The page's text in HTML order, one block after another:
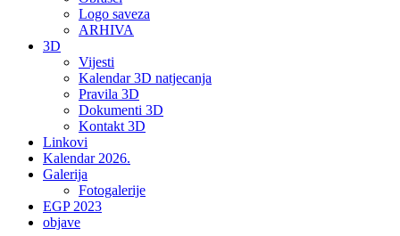
Logo saveza
ARHIVA
3D
Vijesti
Kalendar 3D natjecanja
Pravila 3D
Dokumenti 3D
Kontakt 3D
Linkovi
Kalendar 2026.
Galerija
Fotogalerije
EGP 2023
objave